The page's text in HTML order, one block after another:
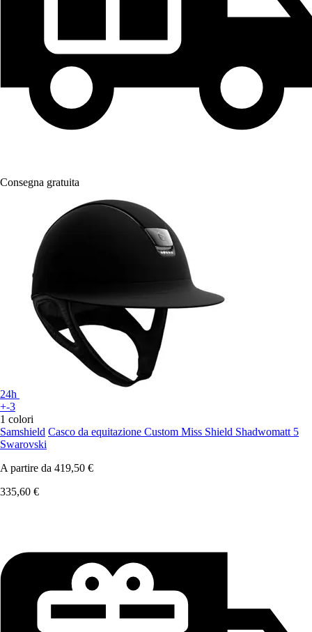
Consegna gratuita
24h
+-3
1 colori
Samshield Casco da equitazione Custom Miss Shield Shadwomatt 5
Swarovski
A partire da 419,50 €
335,60 €